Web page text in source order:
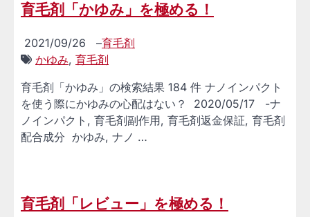
育毛剤「かゆみ」を極める！
2021/09/26 –育毛剤
かゆみ, 育毛剤
育毛剤「かゆみ」の検索結果 184 件 ナノインパクト
を使う際にかゆみの心配はない？ 2020/05/17 -ナ
ノインパクト, 育毛剤副作用, 育毛剤返金保証, 育毛剤
配合成分 かゆみ, ナノ …
育毛剤「レビュー」を極める！